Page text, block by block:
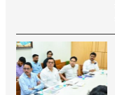
काय सांगतो?